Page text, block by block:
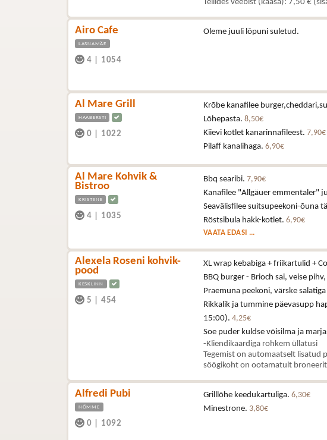
Tellides veebist (kaasa): 7,50 €
Airo Cafe
LASNAMÄE
4 1054
Oleme juuli lõpuni suletud.
Al Mare Grill
HAABERSTI
0 1022
Krõbe kanafilee
Lõhepasta. 8,50€
Kiievi kotlet kanarinnafileest. 7,90€
Pilaff kanalihaga. 6,90€
Al Mare Kohvik &
Bistroo
KRISTIINE
4 1035
Bbq searibi. 7,90€
Kanafilee "Allgäuer emmentaler"
Seavälisfilee suitsupeekoni-õuna
Röstsibula hakk-kotlet. 6,90€
VAATA EDASI ...
Alexela Roseni kohvik-
pood
KESKLINN
5 454
XL wrap kebabiga + friikartulid +
BBQ burger - Brioch sai, veise
Praemuna peekoni, värske
Rikkalik ja tummine päevasupp
15:00). 4,25€
Soe puder kuldse võisilma ja
-Kliendikaardiga rohkem üllatusi
Tegemist on automaatselt lisatud
söögikoht on ootamatult
Alfredi Pubi
NÕMME
0 1092
Grilllõhe keedukartuliga. 6,30€
Minestrone. 3,80€